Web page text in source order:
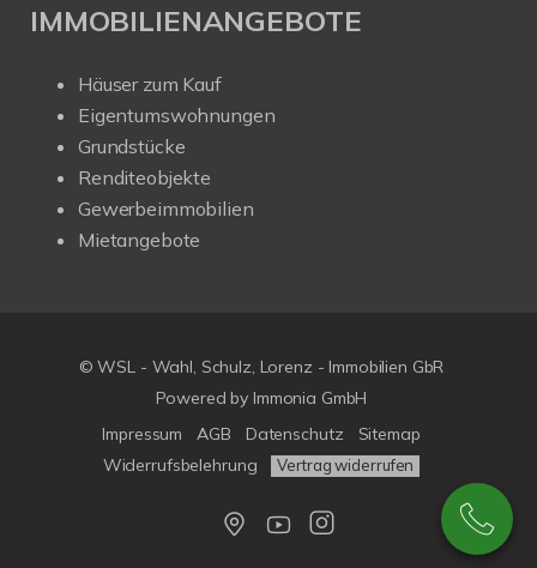
IMMOBILIENANGEBOTE
Häuser zum Kauf
Eigentumswohnungen
Grundstücke
Renditeobjekte
Gewerbeimmobilien
Mietangebote
© WSL - Wahl, Schulz, Lorenz - Immobilien GbR
Powered by Immonia GmbH
Impressum
AGB Datenschutz
Sitemap
Widerrufsbelehrung
Vertrag widerrufen